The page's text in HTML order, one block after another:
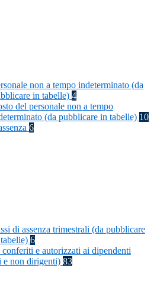
non a tempo indeterminato (da
in tabelle) 4
del personale non a tempo
(da pubblicare in tabelle) 10
6
di assenza trimestrali (da pubblicare
6
e autorizzati ai dipendenti
e non dirigenti) 83